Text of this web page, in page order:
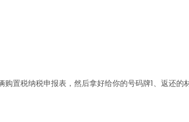
置税纳税申报表，然后拿好给你的号码牌1、返还